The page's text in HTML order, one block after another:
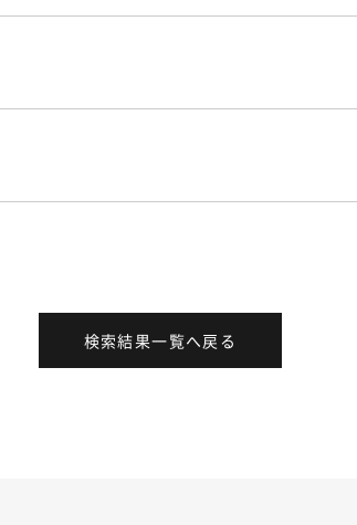
検索結果一覧へ戻る